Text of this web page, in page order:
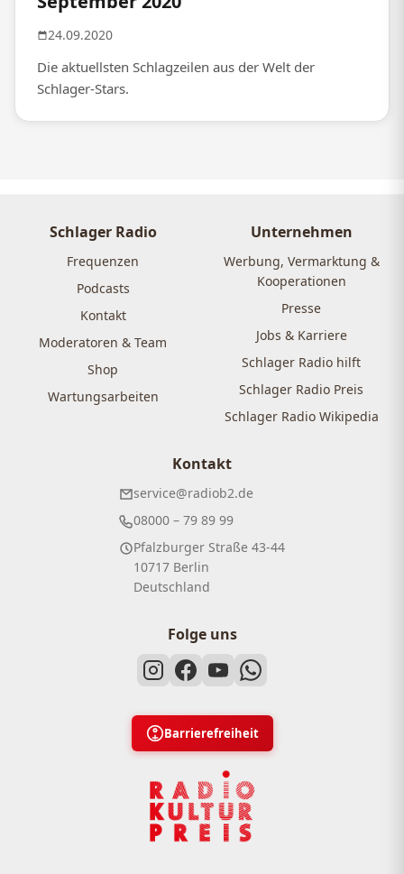
24.09.2020
Die aktuellsten Schlagzeilen aus der Welt der
Schlager-Stars.
Schlager Radio
Frequenzen
Podcasts
Kontakt
Moderatoren & Team
Shop
Wartungsarbeiten
Unternehmen
Werbung, Vermarktung &
Kooperationen
Presse
Jobs & Karriere
Schlager Radio hilft
Schlager Radio Preis
Schlager Radio Wikipedia
Kontakt
service@radiob2.de
08000 – 79 89 99
Pfalzburger Straße 43-44
10717 Berlin
Deutschland
Folge uns
Barrierefreiheit